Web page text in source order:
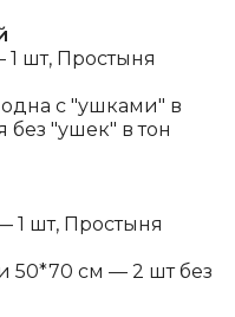
шт, Простыня
с "ушками" в
без "ушек" в тон
1 шт, Простыня
50*70 см — 2 шт без